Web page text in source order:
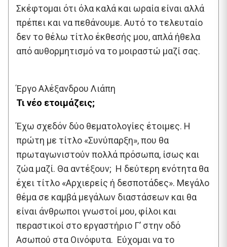
Σκέφτομαι ότι όλα καλά και ωραία είναι αλλά
πρέπει και να πεθάνουμε. Αυτό το τελευταίο
δεν το θέλω τίτλο έκθεσής μου, απλά ήθελα
από αυθορμητισμό να το μοιραστώ μαζί σας.
Έργο Αλέξανδρου Λιάπη
Τι νέο ετοιμάζεις;
Έχω σχεδόν δύο θεματολογίες έτοιμες. Η
πρώτη με τίτλο «Συνύπαρξη», που θα
πρωταγωνιστούν πολλά πρόσωπα, ίσως και
ζώα μαζί. Θα αντέξουν; Η δεύτερη ενότητα θα
έχει τίτλο «Αρχιερείς ή δεσποτάδες». Μεγάλο
θέμα σε καμβά μεγάλων διαστάσεων και θα
είναι άνθρωποι γνωστοί μου, φίλοι και
περαστικοί στο εργαστήριο Γ’ στην οδό
Ασωπού στα Οινόφυτα. Εύχομαι να το